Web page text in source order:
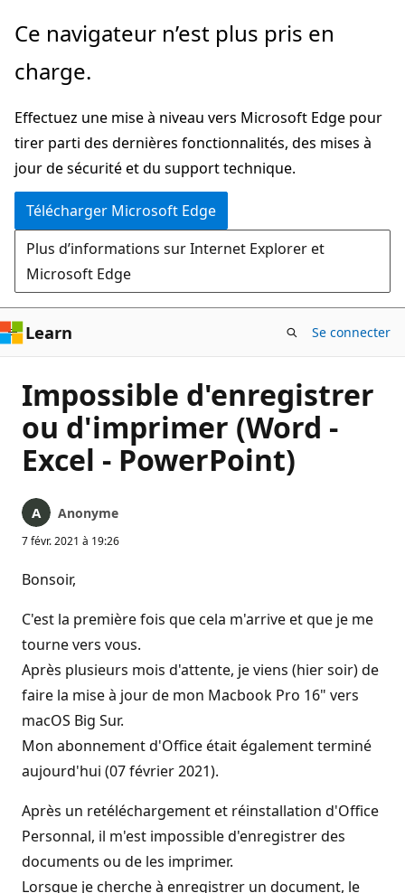
Passer
directement
au
principal
Ce navigateur n’est plus pris en
charge.
Effectuez une mise à niveau vers Microsoft Edge pour
tirer parti des dernières fonctionnalités, des mises à
jour de sécurité et du support technique.
Télécharger Microsoft Edge
Plus d’informations sur Internet Explorer et
Microsoft Edge
Learn Se connecter
Impossible d'enregistrer
ou d'imprimer (Word -
Excel - PowerPoint)
Anonyme
7 févr. 2021 à 19:26
Bonsoir,
C'est la première fois que cela m'arrive et que je me
tourne vers vous.
Après plusieurs mois d'attente, je viens (hier soir) de
faire la mise à jour de mon Macbook Pro 16" vers
macOS Big Sur.
Mon abonnement d'Office était également terminé
aujourd'hui (07 février 2021).
Après un retéléchargement et réinstallation d'Office
Personnal, il m'est impossible d'enregistrer des
documents ou de les imprimer.
Lorsque je cherche à enregistrer un document, le